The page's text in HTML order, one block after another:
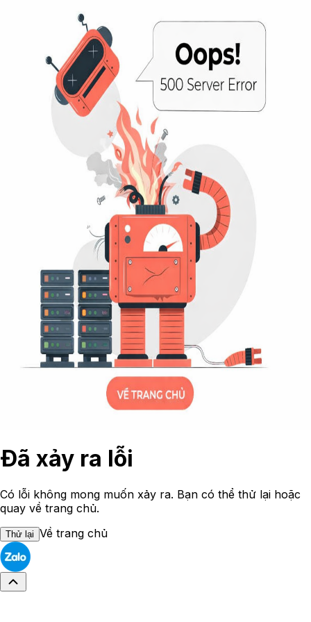
Đã xảy ra lỗi
Có lỗi không mong muốn xảy ra. Bạn có thể thử lại hoặc
quay về trang chủ.
Thử lại Về trang chủ